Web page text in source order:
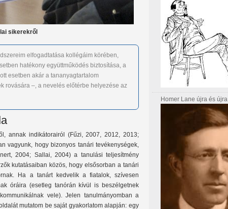
sikerekről
elfogadtatása kollégáim körében,
hatékony együttműködés biztosítása, a
esetben akár a tananyagtartalom
rovására –, a nevelés előtérbe helyezése az
annak indikátorairól (Fűzi, 2007, 2012, 2013;
vagyunk, hogy bizonyos tanári tevékenységek,
2004; Sallai, 2004) a tanulási teljesítmény
kutatásaiban közös, hogy elsősorban a tanári
Ha a tanárt kedvelik a fiatalok, szívesen
óráira (esetleg tanórán kívül is beszélgetnek
vele). Jelen tanulmányomban a
mutatom be saját gyakorlatom alapján: egy
Homer Lane újra és újra